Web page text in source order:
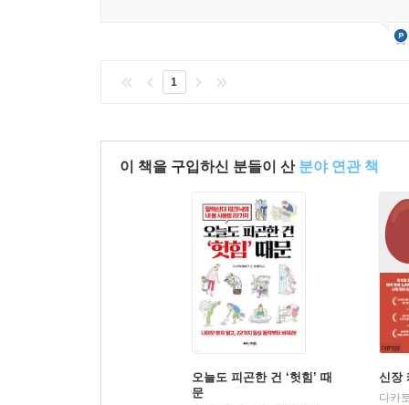
1
이 책을 구입하신 분들이 산 분야 연관 책
오늘도 피곤한 건 ‘헛힘’ 때
문
신장
다카